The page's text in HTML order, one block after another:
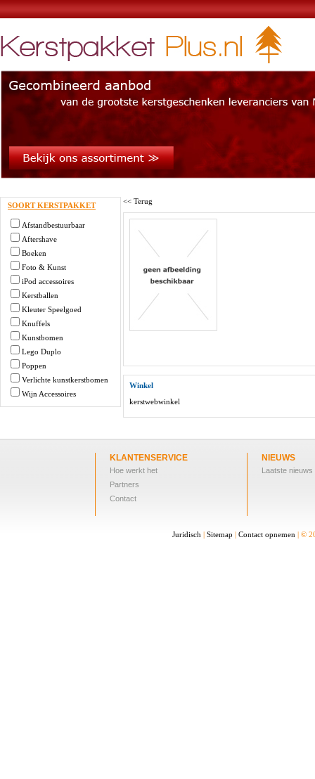
SOORT KERSTPAKKET
Afstandbestuurbaar
Aftershave
Boeken
Foto & Kunst
iPod accessoires
Kerstballen
Kleuter Speelgoed
Knuffels
Kunstbomen
Lego Duplo
Poppen
Verlichte kunstkerstbomen
Wijn Accessoires
<< Terug
Winkel
kerstwebwinkel
KLANTENSERVICE
Hoe werkt het
Partners
Contact
NIEUWS
Laatste nieuws
Juridisch | Sitemap | Contact opnemen | ©